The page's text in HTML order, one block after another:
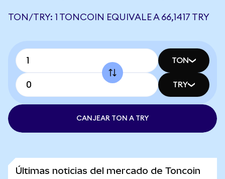
TON/TRY: 1 TONCOIN EQUIVALE A 66,1417 TRY
TON
TRY
CANJEAR TON A TRY
Últimas noticias del mercado de Toncoin